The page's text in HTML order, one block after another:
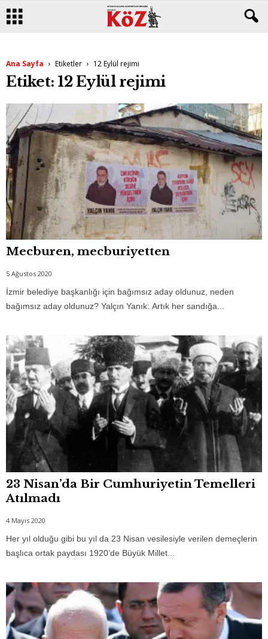
Ana Sayfa Etiketler 12 Eylül rejimi
Etiket: 12 Eylül rejimi
Mecburen, mecburiyetten
5 Ağustos 2020
İzmir belediye başkanlığı için bağımsız aday oldunuz, neden
bağımsız aday oldunuz? Yalçın Yanık: Artık her sandığa...
23 Nisan’da Bir Cumhuriyetin Temelleri
Atılmadı
4 Mayıs 2020
Her yıl olduğu gibi bu yıl da 23 Nisan vesilesiyle verilen demeçlerin
başlıca ortak paydası 1920’de Büyük Millet...